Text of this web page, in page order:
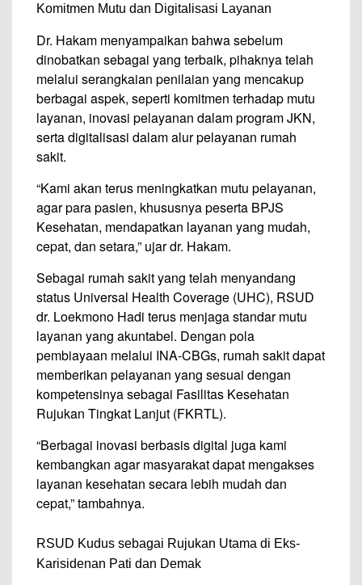
Komitmen Mutu dan Digitalisasi Layanan
Dr. Hakam menyampaikan bahwa sebelum
dinobatkan sebagai yang terbaik, pihaknya telah
melalui serangkaian penilaian yang mencakup
berbagai aspek, seperti komitmen terhadap mutu
layanan, inovasi pelayanan dalam program JKN,
serta digitalisasi dalam alur pelayanan rumah
sakit.
“Kami akan terus meningkatkan mutu pelayanan,
agar para pasien, khususnya peserta BPJS
Kesehatan, mendapatkan layanan yang mudah,
cepat, dan setara,” ujar dr. Hakam.
Sebagai rumah sakit yang telah menyandang
status Universal Health Coverage (UHC), RSUD
dr. Loekmono Hadi terus menjaga standar mutu
layanan yang akuntabel. Dengan pola
pembiayaan melalui INA-CBGs, rumah sakit dapat
memberikan pelayanan yang sesuai dengan
kompetensinya sebagai Fasilitas Kesehatan
Rujukan Tingkat Lanjut (FKRTL).
“Berbagai inovasi berbasis digital juga kami
kembangkan agar masyarakat dapat mengakses
layanan kesehatan secara lebih mudah dan
cepat,” tambahnya.
RSUD Kudus sebagai Rujukan Utama di Eks-
Karisidenan Pati dan Demak